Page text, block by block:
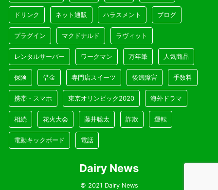
ドリンク ネット通販 ハラスメント ブログ
プラグイン マクドナルド ラヴィット
レンタルサーバー ワークマン 万年筆 人気商品
保険 借金 専門店スイーツ 後遺障害 手数料
携帯・スマホ 東京オリンピック2020 海外ドラマ
相続 花火大会 藤井聡太 詐欺 運転
電動キックボード 電話
Dairy News
© 2021 Dairy News